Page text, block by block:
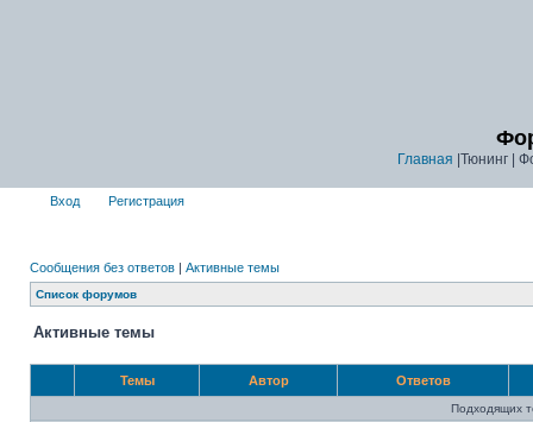
Главная |Тюнинг |
Вход Регистрация
Сообщения без ответов | Активные темы
Список форумов
Активные темы
Темы Автор Ответов
Подходящих